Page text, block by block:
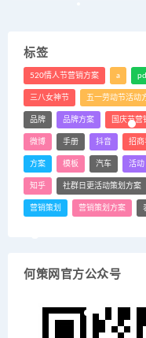
标签
520情人节营销方案 a
三八女神节 五一劳动节活动
品牌 品牌方案 国庆节营
微博 手册 抖音 招商
方案 模板 汽车 活动
知乎 社群日更活动策划方案
营销策划 营销策划方案
何策网官方公众号